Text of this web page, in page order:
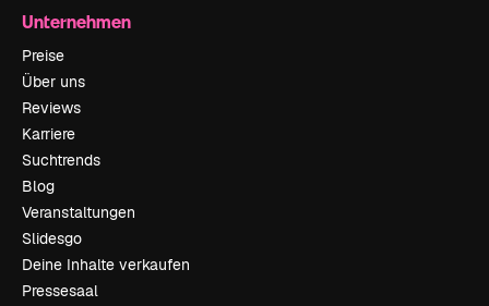
Unternehmen
Preise
Über uns
Reviews
Karriere
Suchtrends
Blog
Veranstaltungen
Slidesgo
Deine Inhalte verkaufen
Pressesaal